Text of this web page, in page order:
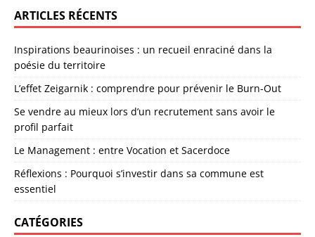
ARTICLES RÉCENTS
Inspirations beaurinoises : un recueil enraciné dans la
poésie du territoire
L’effet Zeigarnik : comprendre pour prévenir le Burn-Out
Se vendre au mieux lors d’un recrutement sans avoir le
profil parfait
Le Management : entre Vocation et Sacerdoce
Réflexions : Pourquoi s’investir dans sa commune est
essentiel
CATÉGORIES